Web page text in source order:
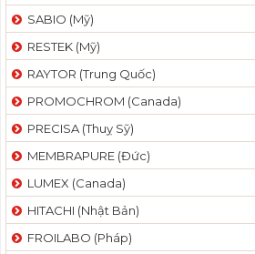
SABIO (Mỹ)
RESTEK (Mỹ)
RAYTOR (Trung Quốc)
PROMOCHROM (Canada)
PRECISA (Thuỵ Sỹ)
MEMBRAPURE (Đức)
LUMEX (Canada)
HITACHI (Nhật Bản)
FROILABO (Pháp)